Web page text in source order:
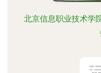
北京信息职业技术学